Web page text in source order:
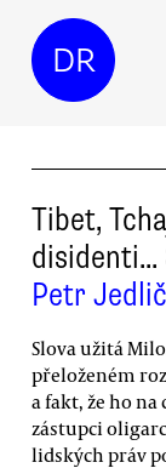
DR
Tibet,
Petr
Slova užitá
přeloženém
a fakt, že ho
zástupci
lidských práv